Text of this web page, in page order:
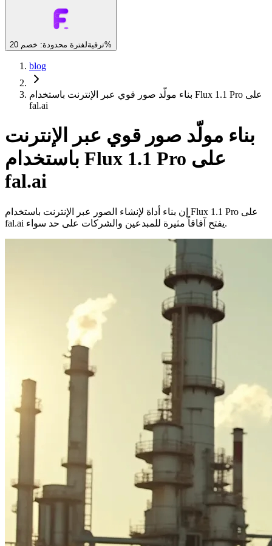
ترقيةلفترة محدودة: خصم 20%
blog
بناء مولّد صور قوي عبر الإنترنت باستخدام Flux 1.1 Pro على
fal.ai
بناء مولّد صور قوي عبر الإنترنت
باستخدام Flux 1.1 Pro على
fal.ai
إن بناء أداة لإنشاء الصور عبر الإنترنت باستخدام Flux 1.1 Pro على
fal.ai يفتح آفاقاً مثيرة للمبدعين والشركات على حد سواء.